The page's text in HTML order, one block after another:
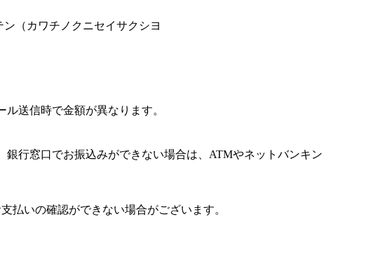
（カワチノクニセイサクシヨ
送信時で金額が異なります。
行窓口でお振込みができない場合は、ATMやネットバンキン
払いの確認ができない場合がございます。